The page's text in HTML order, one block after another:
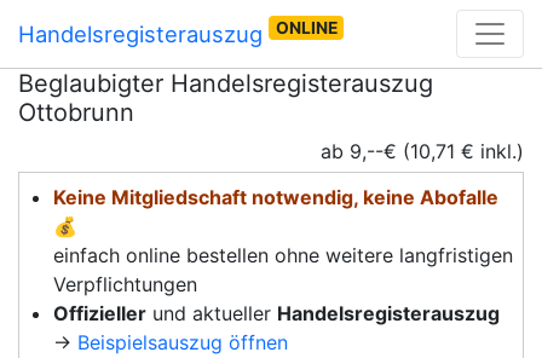
Handelsregisterauszug ONLINE
Beglaubigter Handelsregisterauszug
Ottobrunn
ab 9,--€ (10,71 € inkl.)
Keine Mitgliedschaft notwendig, keine Abofalle
💰
einfach online bestellen ohne weitere langfristigen
Verpflichtungen
Offizieller und aktueller Handelsregisterauszug
→ Beispielsauszug öffnen